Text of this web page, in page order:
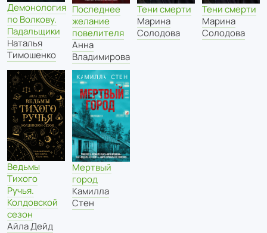
Демонология
по Волкову.
Падальщики
Наталья
Тимошенко
Последнее
желание
повелителя
Анна
Владимирова
Тени смерти
Марина
Солодова
Тени смерти
Марина
Солодова
Ведьмы
Тихого
Ручья.
Колдовской
сезон
Айла Дейд
Мертвый
город
Камилла
Стен